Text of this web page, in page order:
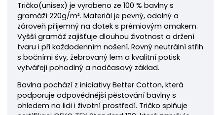
Tričko(unisex) je vyrobeno ze 100 % bavlny s
gramáží 220g/m². Materiál je pevný, odolný a
zároveň příjemný na dotek s prémiovým omakem.
Vyšší gramáž zajišťuje dlouhou životnost a držení
tvaru i při každodenním nošení. Rovný neutrální střih
s bočními švy, žebrovaný lem a kvalitní potisk
vytvářejí pohodlný a nadčasový základ.
Bavlna pochází z iniciativy Better Cotton, která
podporuje odpovědnější pěstování bavlny s
ohledem na lidi i životní prostředí. Tričko splňuje